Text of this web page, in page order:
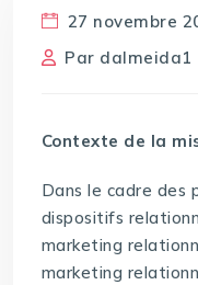
27 novembre
Par dalmeida1
Contexte de la
Dans le cadre des
dispositifs
marketing
marketing